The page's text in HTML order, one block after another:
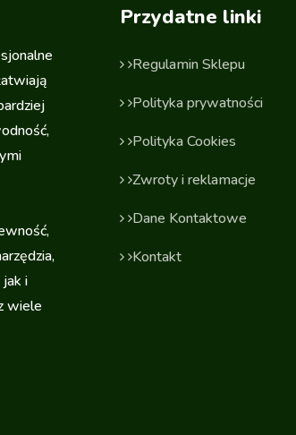
i
wiele
Przydatne linki
Regulamin Sklepu
Polityka prywatności
Polityka Cookies
Zwroty i reklamacje
Dane Kontaktowe
Kontakt